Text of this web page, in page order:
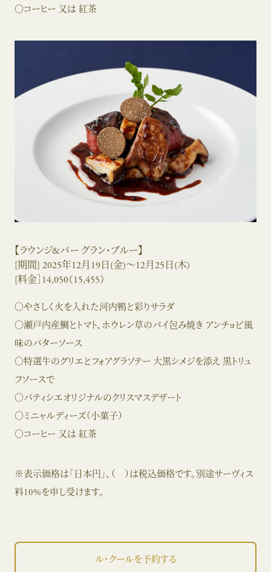
○コーヒー 又は 紅茶
【ラウンジ&バー グラン・ブルー】
[期間] 2025年12月19日(金)～12月25日(木)
[料金］14,050（15,455）
○やさしく火を入れた河内鴨と彩りサラダ
○瀬戸内産鯛とトマト、ホウレン草のパイ包み焼き アンチョビ風
味のバターソース
○特選牛のグリエとフォアグラソテー 大黒シメジを添え 黒トリュ
フソースで
○パティシエオリジナルのクリスマスデザート
○ミニャルディーズ（小菓子）
○コーヒー 又は 紅茶
※表示価格は「日本円」、（ ）は税込価格です。別途サーヴィス
料10%を申し受けます。
ル・クールを予約する